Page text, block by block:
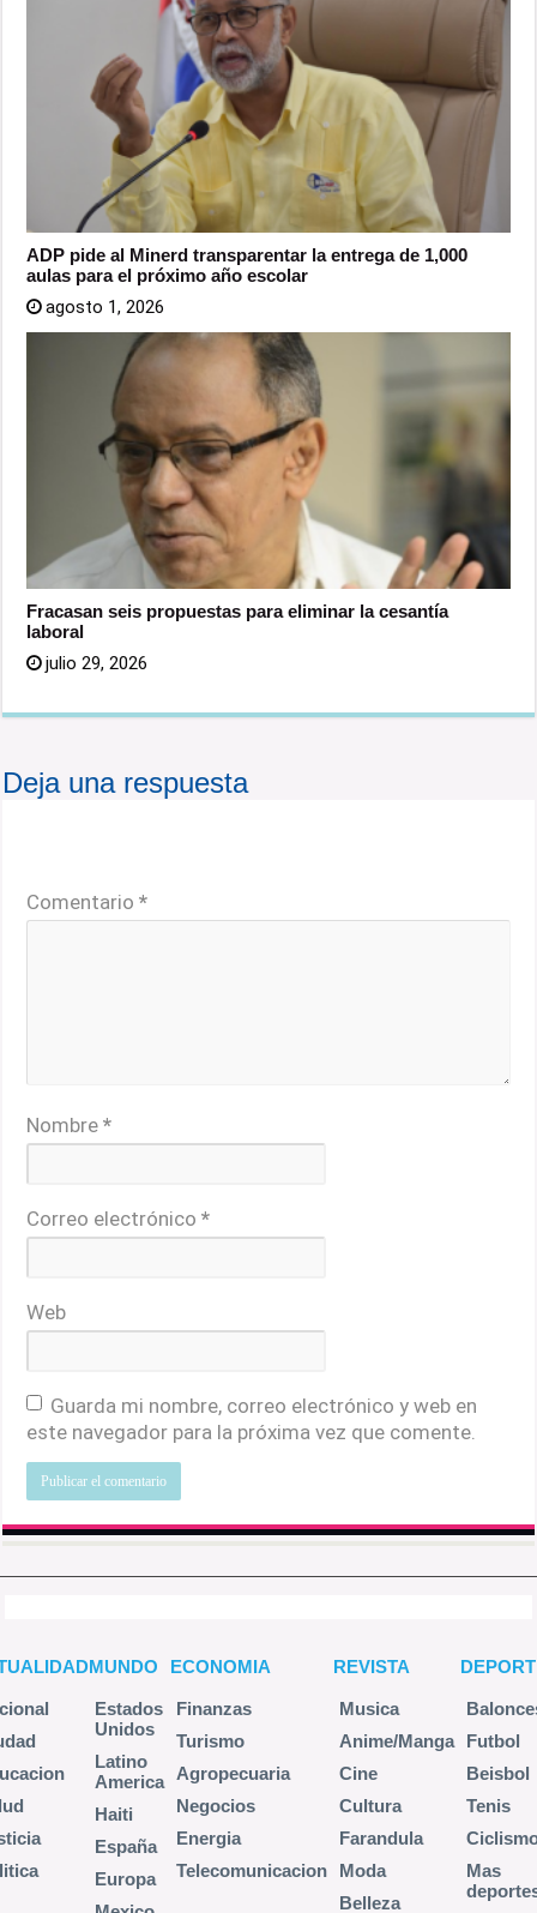
ADP pide al Minerd transparentar la entrega de 1,000
aulas para el próximo año escolar
agosto 1, 2026
Fracasan seis propuestas para eliminar la cesantía
laboral
julio 29, 2026
Deja una respuesta
Comentario*
Nombre*
Correo electrónico*
Web
Guarda mi nombre, correo electrónico y web en
este navegador para la próxima vez que comente.
MUNDO
Estados
Unidos
Latino
America
Haiti
España
Europa
ECONOMIA
Finanzas
Turismo
Agropecuaria
Negocios
Energia
Telecomunicacion
REVISTA
Musica
Anime/Manga
Cine
Cultura
Farandula
Moda
Belleza
Futbol
Beisbol
Tenis
Mas